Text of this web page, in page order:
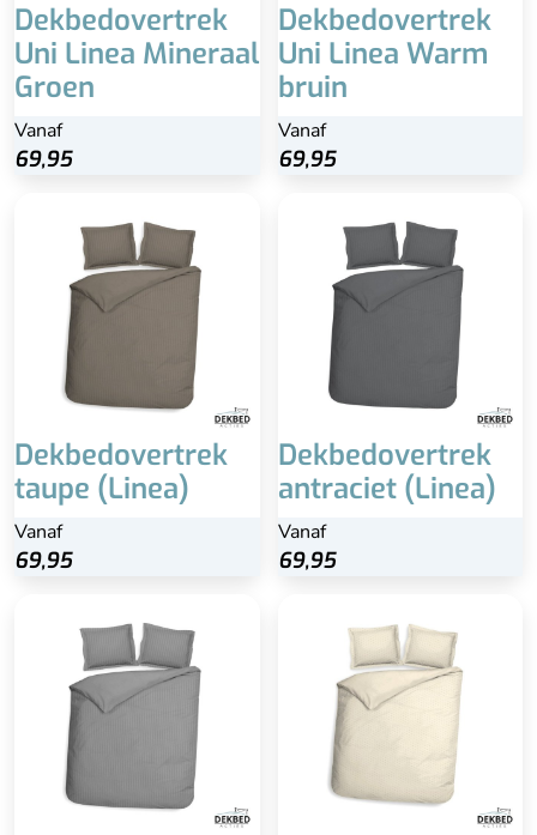
Dekbedovertrek
Uni Linea Mineraal
Groen
Vanaf
69,95
Dekbedovertrek
Uni Linea Warm
bruin
Vanaf
69,95
Dekbedovertrek
taupe (Linea)
Vanaf
69,95
Dekbedovertrek
antraciet (Linea)
Vanaf
69,95